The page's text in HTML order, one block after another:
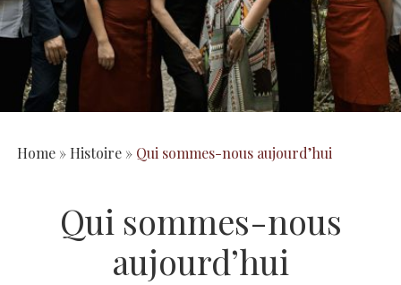
Vérifier la disponibilité
Demande de devis
Home » Histoire » Qui sommes-nous aujourd’hui
Qui sommes-nous
aujourd’hui